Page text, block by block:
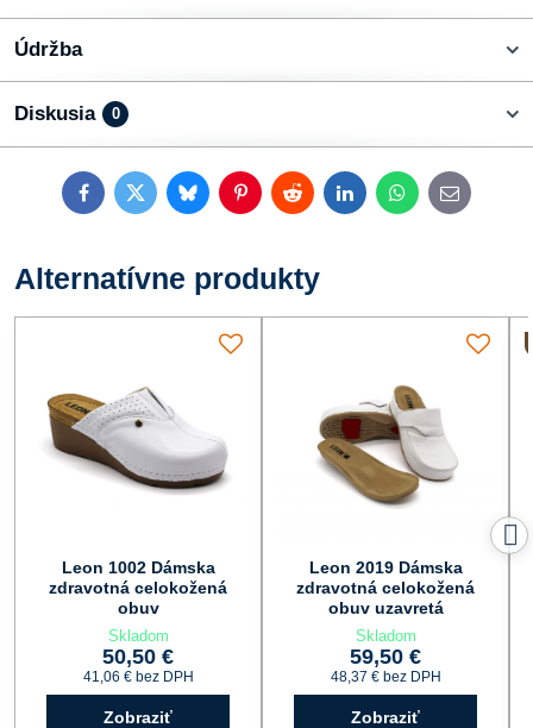
Údržba
Diskusia 0
FacebookTwitterBlueskyPinterestRedditLinkedInWhatsApp
E-
mail
Alternatívne produkty
Leon 1002 Dámska
zdravotná celokožená
obuv
Skladom
50,50 €
41,06 € bez DPH
Zobraziť
Leon 2019 Dámska
zdravotná celokožená
obuv uzavretá
Skladom
59,50 €
48,37 € bez DPH
Zobraziť